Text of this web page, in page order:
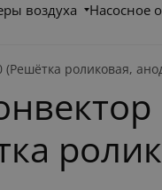
воздуха Насосное
(Решётка роликовая,